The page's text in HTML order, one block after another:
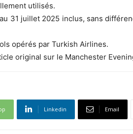
utilisés.
31 juillet 2025 inclus, sans
opérés par Turkish Airlines.
original sur le Manchester
Linkedin Email